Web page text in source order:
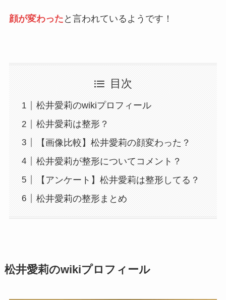
顔が変わった と言われているようです！
目次
松井愛莉のwikiプロフィール
松井愛莉は整形？
【画像比較】松井愛莉の顔変わった？
松井愛莉が整形についてコメント？
【アンケート】松井愛莉は整形してる？
松井愛莉の整形まとめ
松井愛莉のwikiプロフィール